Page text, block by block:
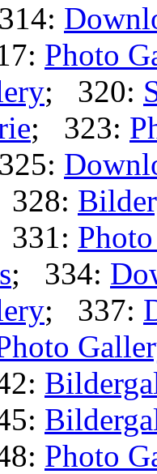
Photo
; 320:
; 323:
; 334:
; 337:
Photo